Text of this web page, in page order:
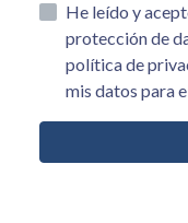
He leído y acepto la información básica
protección de datos asi como el aviso
política de privacidad y acepto el
mis datos para